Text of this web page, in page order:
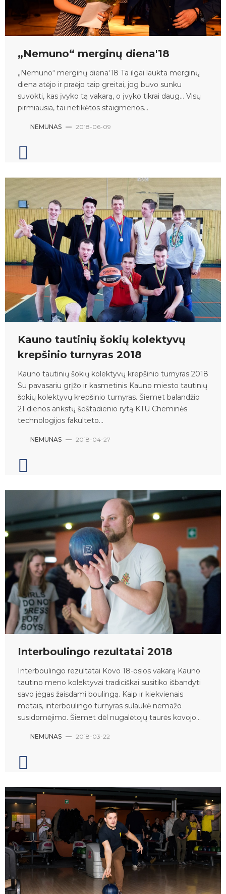
„Nemuno“ merginų diena'18
„Nemuno“ merginų diena'18 Ta ilgai laukta merginų
diena atėjo ir praėjo taip greitai, jog buvo sunku
suvokti, kas įvyko tą vakarą, o įvyko tikrai daug… Visų
pirmiausia, tai netikėtos staigmenos...
NEMUNAS — 2018-06-09
Kauno tautinių šokių kolektyvų
krepšinio turnyras 2018
Kauno tautinių šokių kolektyvų krepšinio turnyras 2018
Su pavasariu grįžo ir kasmetinis Kauno miesto tautinių
šokių kolektyvų krepšinio turnyras. Šiemet balandžio
21 dienos ankstų šeštadienio rytą KTU Cheminės
technologijos fakulteto...
NEMUNAS — 2018-04-27
Interboulingo rezultatai 2018
Interboulingo rezultatai Kovo 18-osios vakarą Kauno
tautino meno kolektyvai tradiciškai susitiko išbandyti
savo jėgas žaisdami boulingą. Kaip ir kiekvienais
metais, interboulingo turnyras sulaukė nemažo
susidomėjimo. Šiemet dėl nugalėtojų taurės kovojo...
NEMUNAS — 2018-03-22